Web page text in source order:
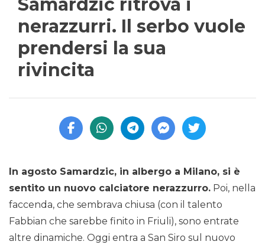
Samardzic ritrova i
nerazzurri. Il serbo vuole
prendersi la sua
rivincita
In agosto Samardzic, in albergo a Milano, si è
sentito un nuovo calciatore nerazzurro. Poi, nella
faccenda, che sembrava chiusa (con il talento
Fabbian che sarebbe finito in Friuli), sono entrate
altre dinamiche. Oggi entra a San Siro sul nuovo